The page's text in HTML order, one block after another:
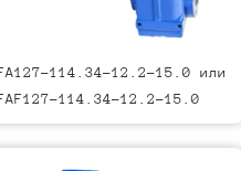
114.34-12.2-15.0 или
114.34-12.2-15.0